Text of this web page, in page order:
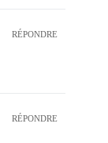
RÉPONDRE
RÉPONDRE